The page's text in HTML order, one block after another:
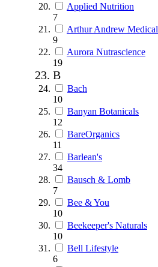
Applied Nutrition
7
Arthur Andrew Medical
9
Aurora Nutrascience
19
B
Bach
10
Banyan Botanicals
12
BareOrganics
11
Barlean's
34
Bausch & Lomb
7
Bee & You
10
Beekeeper's Naturals
10
Bell Lifestyle
6